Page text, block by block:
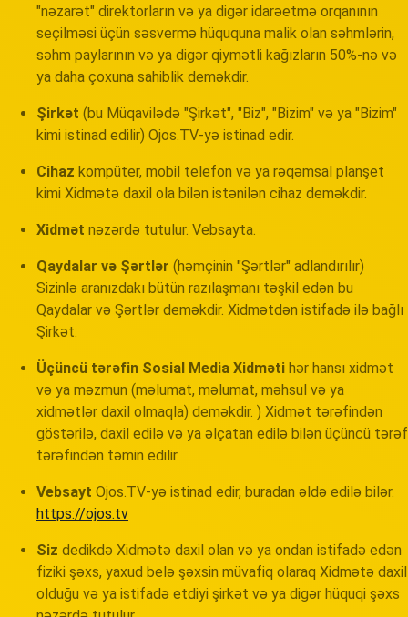
"nəzarət" direktorların və ya digər idarəetmə orqanının
seçilməsi üçün səsvermə hüququna malik olan səhmlərin,
səhm paylarının və ya digər qiymətli kağızların 50%-nə və
ya daha çoxuna sahiblik deməkdir.
Şirkət (bu Müqavilədə "Şirkət", "Biz", "Bizim" və ya "Bizim"
kimi istinad edilir) Ojos.TV-yə istinad edir.
Cihaz kompüter, mobil telefon və ya rəqəmsal planşet
kimi Xidmətə daxil ola bilən istənilən cihaz deməkdir.
Xidmət nəzərdə tutulur. Vebsayta.
Qaydalar və Şərtlər (həmçinin "Şərtlər" adlandırılır)
Sizinlə aranızdakı bütün razılaşmanı təşkil edən bu
Qaydalar və Şərtlər deməkdir. Xidmətdən istifadə ilə bağlı
Şirkət.
Üçüncü tərəfin Sosial Media Xidməti hər hansı xidmət
və ya məzmun (məlumat, məlumat, məhsul və ya
xidmətlər daxil olmaqla) deməkdir. ) Xidmət tərəfindən
göstərilə, daxil edilə və ya əlçatan edilə bilən üçüncü tərəf
tərəfindən təmin edilir.
Vebsayt Ojos.TV-yə istinad edir, buradan əldə edilə bilər.
https://ojos.tv
Siz dedikdə Xidmətə daxil olan və ya ondan istifadə edən
fiziki şəxs, yaxud belə şəxsin müvafiq olaraq Xidmətə daxil
olduğu və ya istifadə etdiyi şirkət və ya digər hüquqi şəxs